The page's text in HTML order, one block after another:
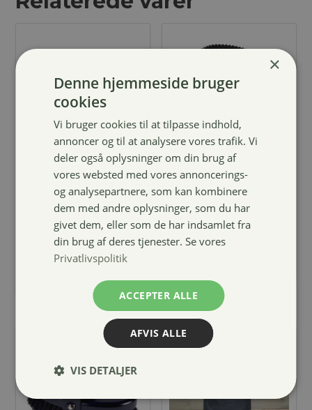
Borstiq
Mexfiber
børste 70mm
259,00kr.
Gummistrigle,
lille
39,00kr.
×
Denne hjemmeside bruger
cookies
Vi bruger cookies til at tilpasse indhold,
annoncer og til at analysere vores trafik. Vi
deler også oplysninger om din brug af
vores websted med vores annoncerings-
og analysepartnere, som kan kombinere
dem med andre oplysninger, som du har
givet dem, eller som de har indsamlet fra
din brug af deres tjenester. Se vores
Privatlivspolitik
ACCEPTER ALLE
AFVIS ALLE
VIS DETALJER